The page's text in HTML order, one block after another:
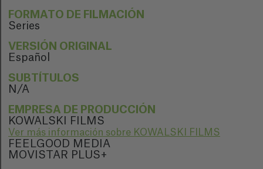
FORMATO DE FILMACIÓN
Series
VERSIÓN ORIGINAL
Español
SUBTÍTULOS
N/A
EMPRESA DE PRODUCCIÓN
KOWALSKI FILMS
Ver más información sobre KOWALSKI FILMS
FEELGOOD MEDIA
MOVISTAR PLUS+